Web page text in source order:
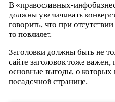
В «православных-
должны увеличивать
говорить, что при
то повлияет.
Заголовки должны быть не
сайте заголовок тоже
основные выгоды, о
посадочной странице.